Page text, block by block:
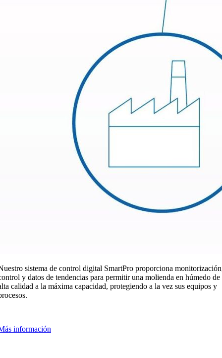
sistema de control digital SmartPro proporciona
y datos de tendencias para permitir una molienda en húmedo de
calidad a la máxima capacidad, protegiendo a la vez sus equipos y
información